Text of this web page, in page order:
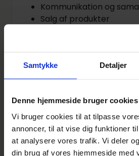
Samtykke Detaljer
Denne hjemmeside bruger cookies
Vi bruger cookies til at tilpasse
annoncer, til at vise dig funktioner
at analysere vores trafik. Vi deler
din brug af vores hjemmeside med
Kommunikation og
Salg af produkter
Butikkens økonomi
Butikkens koncepter
Butiksopbygning
Er du vores nye elev?
Send din ansøgning og dit cv
nedenfor. Vi inviterer
søg allerede i dag.